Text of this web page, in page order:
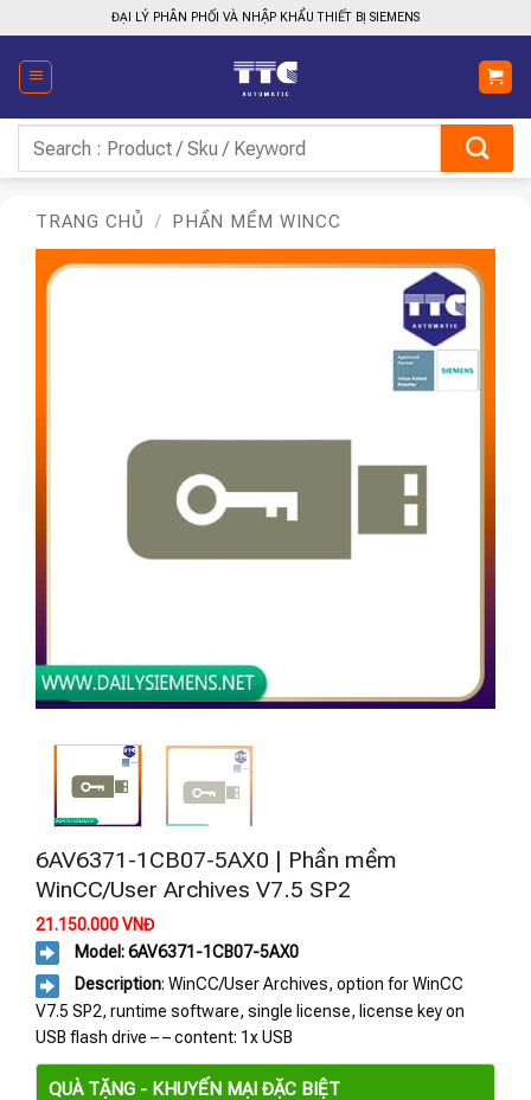
qua
nội
dung
ĐẠI LÝ PHÂN PHỐI VÀ NHẬP KHẨU THIẾT BỊ SIEMENS
kiếm:
TRANG CHỦ / PHẦN MỀM WINCC
6AV6371-1CB07-5AX0 | Phần mềm
WinCC/User Archives V7.5 SP2
21.150.000VNĐ
Model: 6AV6371-1CB07-5AX0
Description: WinCC/User Archives, option for WinCC
V7.5 SP2, runtime software, single license, license key on
USB flash drive – – content: 1x USB
QUÀ TẶNG - KHUYẾN MẠI ĐẶC BIỆT